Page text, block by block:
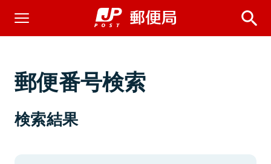
郵便番号検索
検索結果